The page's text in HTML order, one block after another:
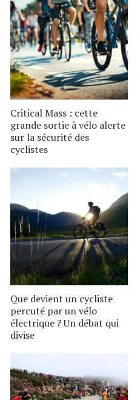
Critical Mass : cette
grande sortie à vélo alerte
sur la sécurité des
cyclistes
Que devient un cycliste
percuté par un vélo
électrique ? Un débat qui
divise